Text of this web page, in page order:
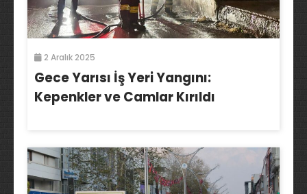
2 Aralık 2025
Gece Yarısı İş Yeri Yangını:
Kepenkler ve Camlar Kırıldı